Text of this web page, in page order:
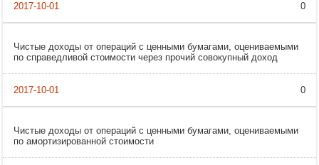
0
Чистые доходы от операций с ценными бумагами, оцениваемыми
по справедливой стоимости через прочий совокупный доход
0
Чистые доходы от операций с ценными бумагами, оцениваемыми
по амортизированной стоимости